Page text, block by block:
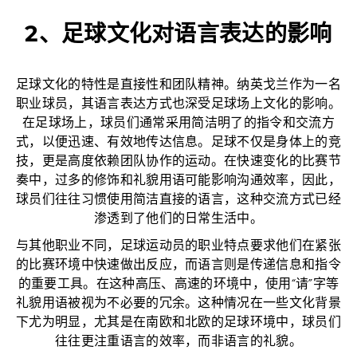
2、足球文化对语言表达的影响
足球文化的特性是直接性和团队精神。纳英戈兰作为一名
职业球员，其语言表达方式也深受足球场上文化的影响。
在足球场上，球员们通常采用简洁明了的指令和交流方
式，以便迅速、有效地传达信息。足球不仅是身体上的竞
技，更是高度依赖团队协作的运动。在快速变化的比赛节
奏中，过多的修饰和礼貌用语可能影响沟通效率，因此，
球员们往往习惯使用简洁直接的语言，这种交流方式已经
渗透到了他们的日常生活中。
与其他职业不同，足球运动员的职业特点要求他们在紧张
的比赛环境中快速做出反应，而语言则是传递信息和指令
的重要工具。在这种高压、高速的环境中，使用“请”字等
礼貌用语被视为不必要的冗余。这种情况在一些文化背景
下尤为明显，尤其是在南欧和北欧的足球环境中，球员们
往往更注重语言的效率，而非语言的礼貌。